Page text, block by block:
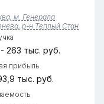
статистика за
месяцы
но есть данные
м. Генерала
р-н Теплый Стан
263 тыс. руб.
прибыль
тыс. руб.